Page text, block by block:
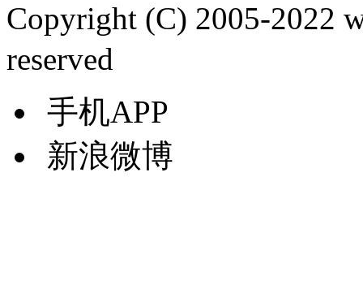
Copyright (C) 2005-2022
reserved
手机APP
新浪微博